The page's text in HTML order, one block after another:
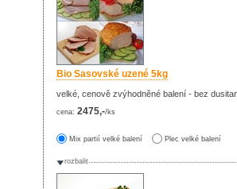
Bio Sasovské uzené 5kg
velké, cenově zvýhodněné balení - bez
cena: 2475,-/ks
Mix partií velké balení Plec velké balení
rozbalit